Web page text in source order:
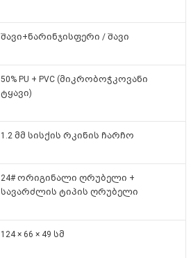
შავი+ნარინჯისფერი / შავი
50% PU + PVC (მიკრობოჭკოვანი
ტყავი)
1.2 მმ სისქის რკინის ჩარჩო
24# ორიგინალი ღრუბელი +
სავარძლის ტიპის ღრუბელი
124 × 66 × 49 სმ